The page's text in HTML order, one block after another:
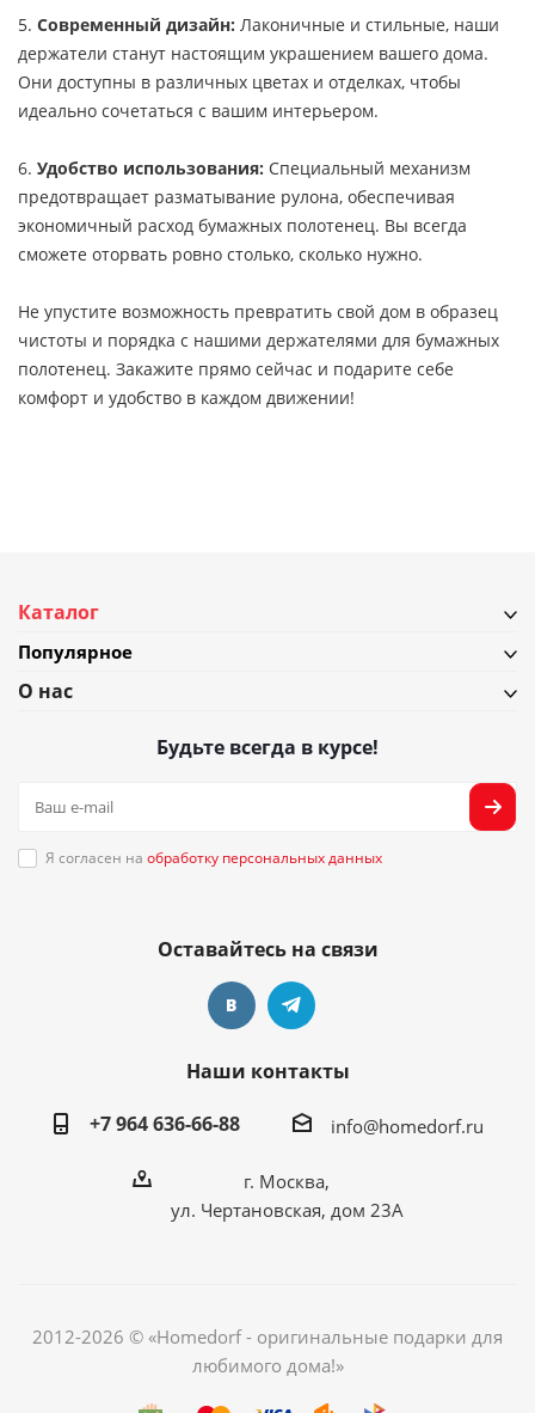
5. Современный дизайн: Лаконичные и стильные, наши
держатели станут настоящим украшением вашего дома.
Они доступны в различных цветах и отделках, чтобы
идеально сочетаться с вашим интерьером.
6. Удобство использования: Специальный механизм
предотвращает разматывание рулона, обеспечивая
экономичный расход бумажных полотенец. Вы всегда
сможете оторвать ровно столько, сколько нужно.
Не упустите возможность превратить свой дом в образец
чистоты и порядка с нашими держателями для бумажных
полотенец. Закажите прямо сейчас и подарите себе
комфорт и удобство в каждом движении!
Каталог
Популярное
О нас
Будьте всегда в курсе!
Я согласен на обработку персональных данных
Оставайтесь на связи
Наши контакты
+7 964 636-66-88
info@homedorf.ru
г. Москва,
ул. Чертановская, дом 23А
2012-2026 © «Homedorf - оригинальные подарки для
любимого дома!»